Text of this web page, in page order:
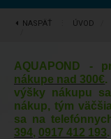
NASPÄŤ ÚVOD
AQUAPOND -
nákupe nad 300€.
výšky nákupu
nákup, tým
sa na
394, 0917 412 193